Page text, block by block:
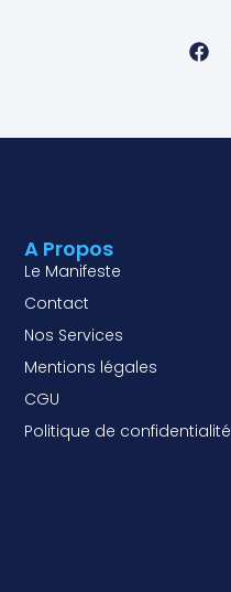
A Propos
Le Manifeste
Contact
Nos Services
Mentions légales
CGU
Politique de confidentialité